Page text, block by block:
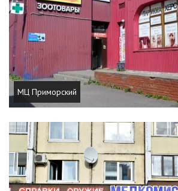
МЦ Приморский